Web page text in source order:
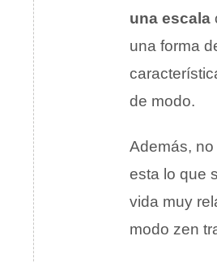
una escala
una forma
de modo.
Además,
esta lo que
vida muy
modo zen